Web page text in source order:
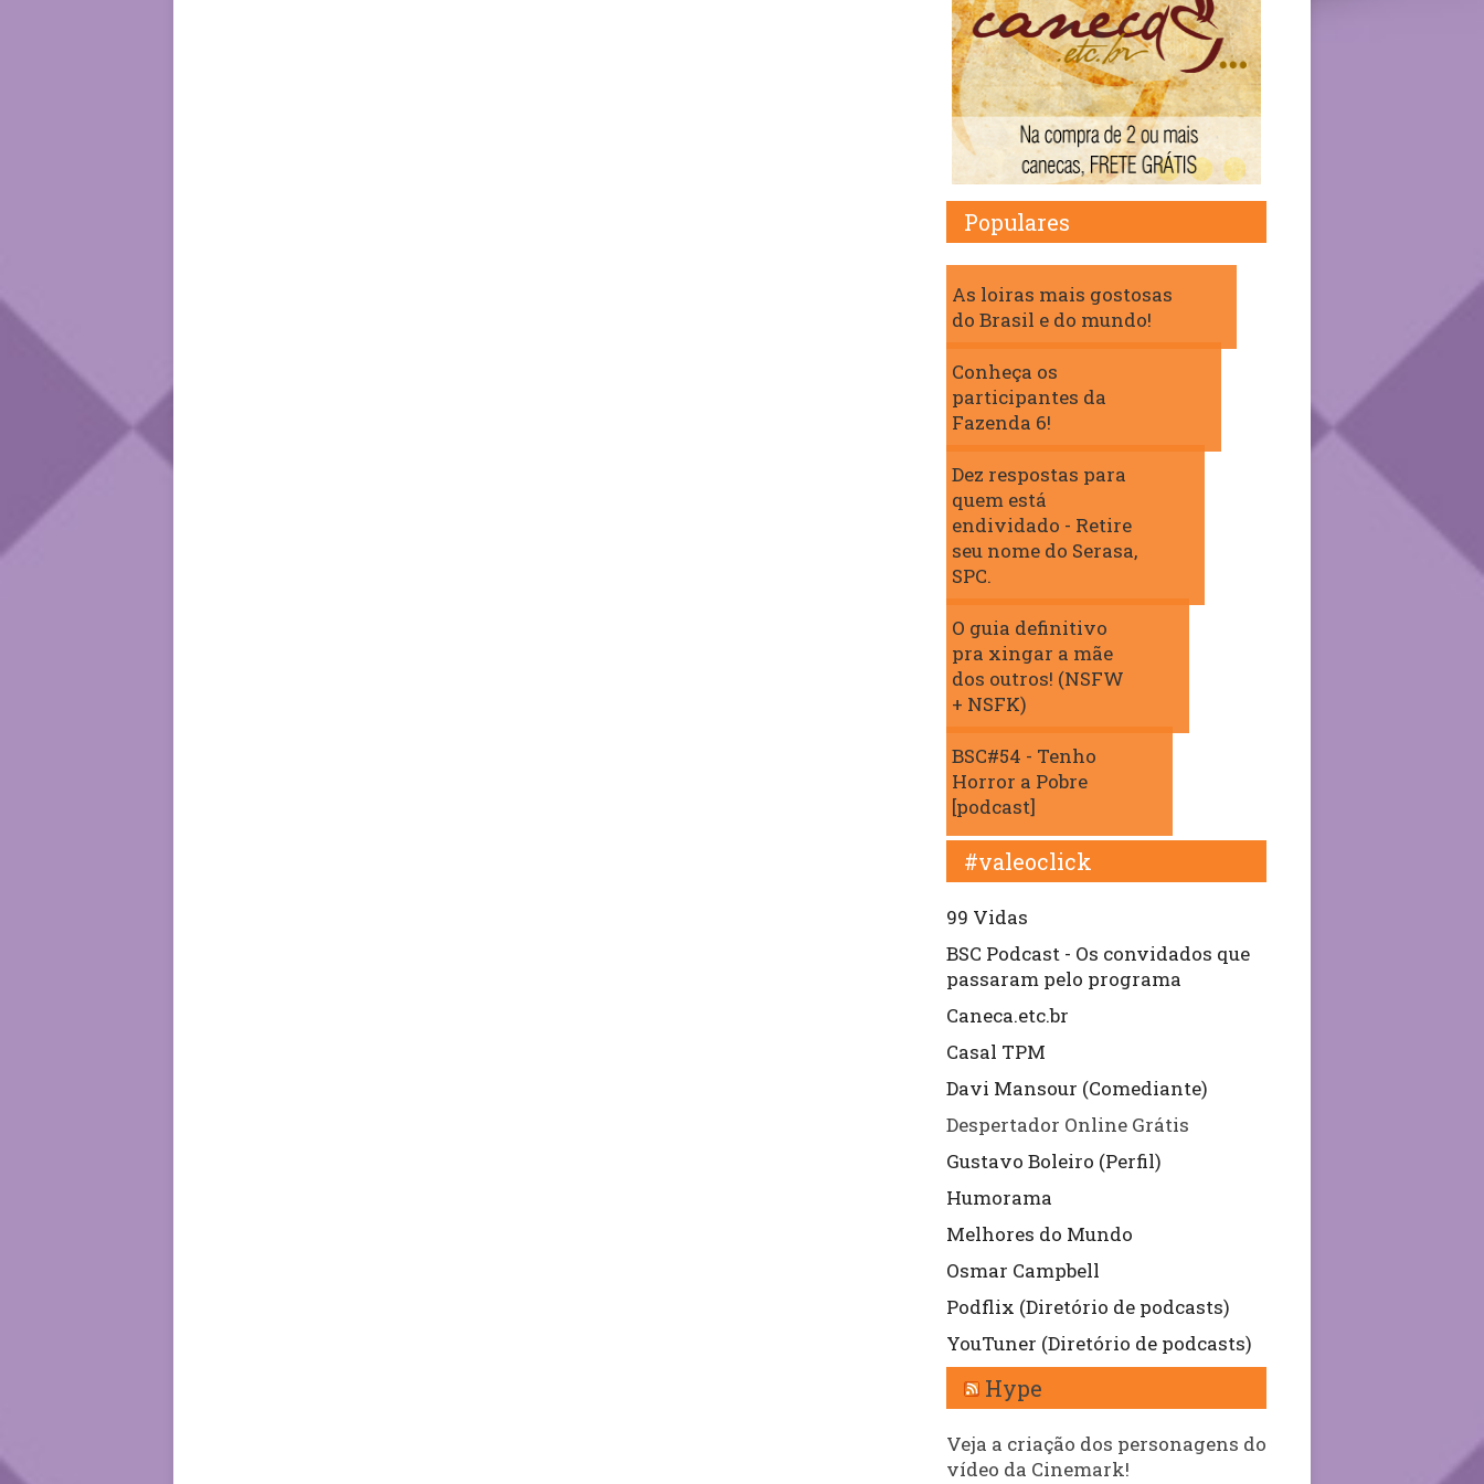
Populares
As loiras mais gostosas
do Brasil e do mundo!
Conheça os
participantes da
Fazenda 6!
Dez respostas para
quem está
endividado - Retire
seu nome do Serasa,
SPC.
O guia definitivo
pra xingar a mãe
dos outros! (NSFW
+ NSFK)
BSC#54 - Tenho
Horror a Pobre
[podcast]
#valeoclick
99 Vidas
BSC Podcast - Os convidados que
passaram pelo programa
Caneca.etc.br
Casal TPM
Davi Mansour (Comediante)
Despertador Online Grátis
Gustavo Boleiro (Perfil)
Humorama
Melhores do Mundo
Osmar Campbell
Podflix (Diretório de podcasts)
YouTuner (Diretório de podcasts)
Hype
Veja a criação dos personagens do
vídeo da Cinemark!